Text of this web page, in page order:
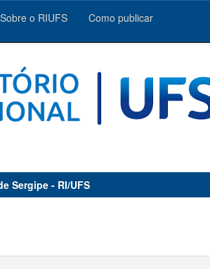
Sobre o RIUFS Como publicar
Sergipe - RI/UFS